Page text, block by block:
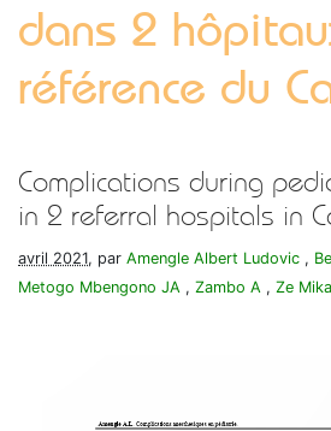
dans 2
référence du
Complications during
in 2 referral hospitals in
avril 2021, par Amengle Albert Ludovic ,
Metogo Mbengono JA , Zambo A , Ze